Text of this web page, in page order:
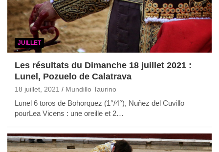
JUILLET
Les résultats du Dimanche 18 juillet 2021 :
Lunel, Pozuelo de Calatrava
18 juillet, 2021 Mundillo Taurino
Lunel 6 toros de Bohorquez (1°/4°), Nuñez del Cuvillo
pourLea Vicens : une oreille et 2…